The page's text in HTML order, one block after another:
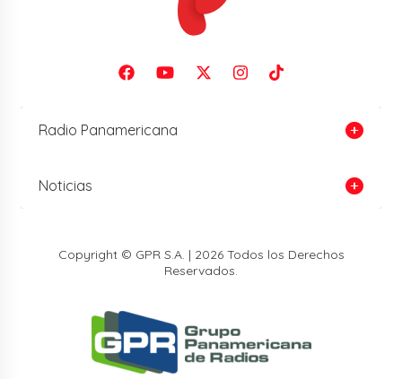
Radio Panamericana
Noticias
Copyright © GPR S.A. | 2026 Todos los Derechos
Reservados.